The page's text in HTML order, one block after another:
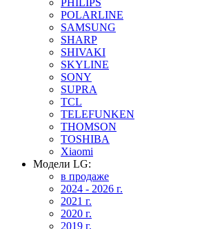
PHILIPS
POLARLINE
SAMSUNG
SHARP
SHIVAKI
SKYLINE
SONY
SUPRA
TCL
TELEFUNKEN
THOMSON
TOSHIBA
Xiaomi
Модели LG:
в продаже
2024 - 2026 г.
2021 г.
2020 г.
2019 г.